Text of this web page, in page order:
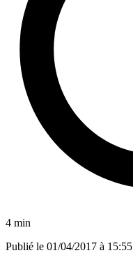
4 min
Publié le 01/04/2017 à 15:55